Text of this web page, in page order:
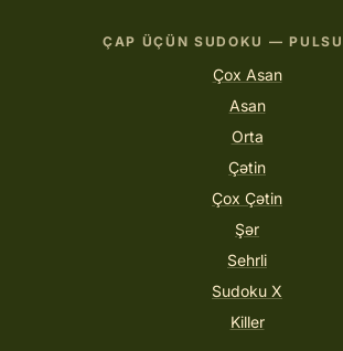
ÇAP ÜÇÜN SUDOKU —
Çox Asan
Asan
Orta
Çətin
Çox Çətin
Şər
Sehrli
Sudoku X
Killer